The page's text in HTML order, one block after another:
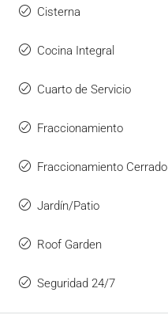
Cisterna
Cocina Integral
Cuarto de Servicio
Fraccionamiento
Fraccionamiento Cerrado
Jardín/Patio
Roof Garden
Seguridad 24/7